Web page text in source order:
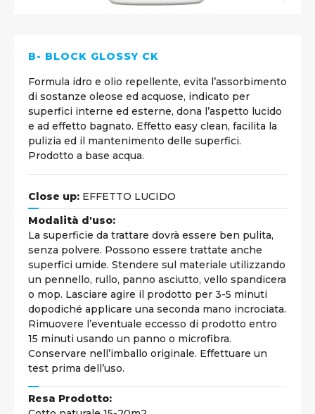
B- BLOCK GLOSSY CK
Formula idro e olio repellente, evita l’assorbimento
di sostanze oleose ed acquose, indicato per
superfici interne ed esterne, dona l’aspetto lucido
e ad effetto bagnato. Effetto easy clean, facilita la
pulizia ed il mantenimento delle superfici.
Prodotto a base acqua.
Close up: EFFETTO LUCIDO
Modalità d'uso:
La superficie da trattare dovrà essere ben pulita,
senza polvere. Possono essere trattate anche
superfici umide. Stendere sul materiale utilizzando
un pennello, rullo, panno asciutto, vello spandicera
o mop. Lasciare agire il prodotto per 3-5 minuti
dopodiché applicare una seconda mano incrociata.
Rimuovere l’eventuale eccesso di prodotto entro
15 minuti usando un panno o microfibra.
Conservare nell’imballo originale. Effettuare un
test prima dell’uso.
Resa Prodotto: